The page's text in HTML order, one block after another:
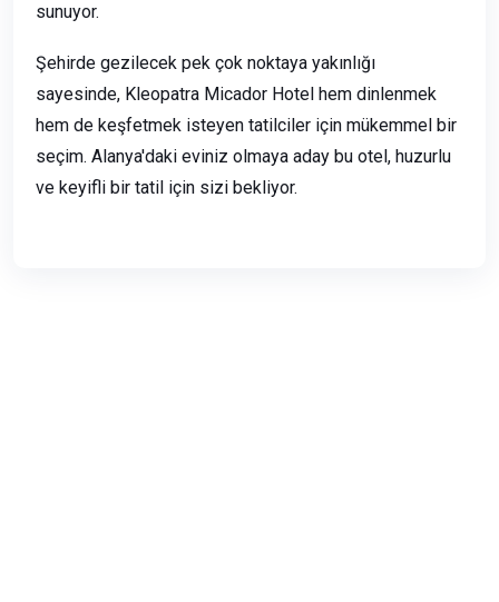
sunuyor.
Şehirde gezilecek pek çok noktaya yakınlığı
sayesinde, Kleopatra Micador Hotel hem dinlenmek
hem de keşfetmek isteyen tatilciler için mükemmel bir
seçim. Alanya'daki eviniz olmaya aday bu otel, huzurlu
ve keyifli bir tatil için sizi bekliyor.